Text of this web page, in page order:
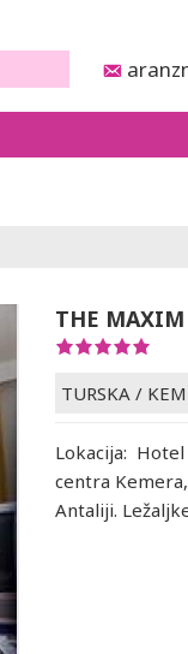
THE MAXIM
TURSKA /
Lokacija:
centra
Antaliji.